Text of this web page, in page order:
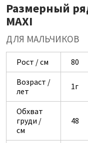
Размерный
MAXI
ДЛЯ МАЛЬЧИКОВ
Рост / см 80
Возраст /
лет
1г
Обхват
груди /
см
48